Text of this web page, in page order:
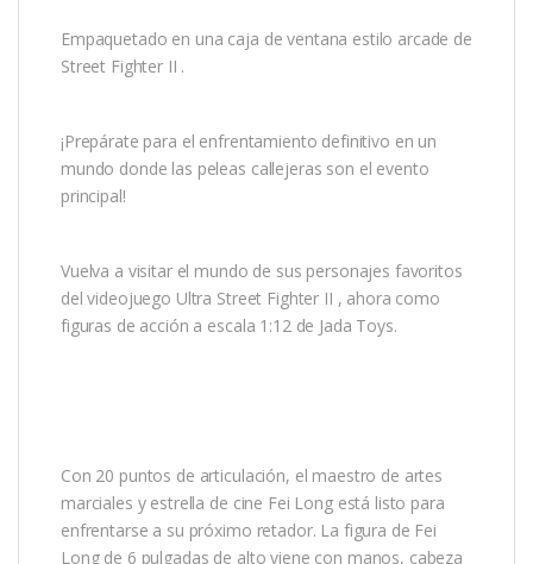
Empaquetado en una caja de ventana estilo arcade de
Street Fighter II .
¡Prepárate para el enfrentamiento definitivo en un
mundo donde las peleas callejeras son el evento
principal!
Vuelva a visitar el mundo de sus personajes favoritos
del videojuego Ultra Street Fighter II , ahora como
figuras de acción a escala 1:12 de Jada Toys.
Con 20 puntos de articulación, el maestro de artes
marciales y estrella de cine Fei Long está listo para
enfrentarse a su próximo retador. La figura de Fei
Long de 6 pulgadas de alto viene con manos, cabeza